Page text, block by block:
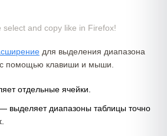
select and copy like in Firefox!
для выделения диапазона
помощью клавиши и мыши.
отдельные ячейки.
выделяет диапазоны таблицы точно